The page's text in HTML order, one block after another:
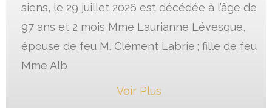
siens, le 29 juillet 2026 est décédée à l’âge de
97 ans et 2 mois Mme Laurianne Lévesque,
épouse de feu M. Clément Labrie ; fille de feu
Mme Alb
Voir Plus